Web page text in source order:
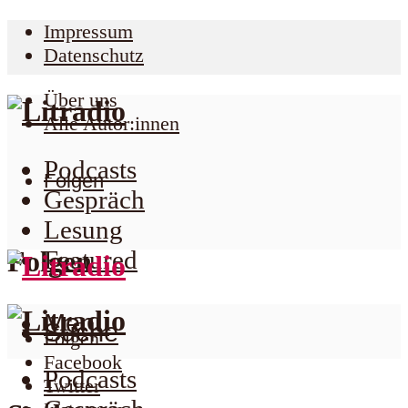
Impressum
Datenschutz
Über uns
Alle Autor:innen
Folgen
Folgen
Folgen
Facebook
Twitter
Podcasts
Gespräch
Lesung
Featured
Menu
Suche
Podcasts